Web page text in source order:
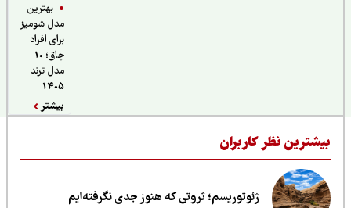
بهترین
مدل شومیز
برای افراد
چاق؛ 10
مدل ترند
نظر کاربران
ژئوتوریسم؛ ثروتی که هنوز جدی نگرفته‌ایم